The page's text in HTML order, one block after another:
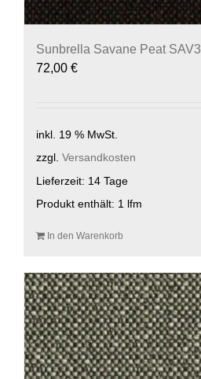
Sunbrella Savane Peat
72,00 €
inkl. 19 % MwSt.
zzgl. Versandkosten
Lieferzeit: 14 Tage
Produkt enthält: 1 lfm
In den Warenkorb